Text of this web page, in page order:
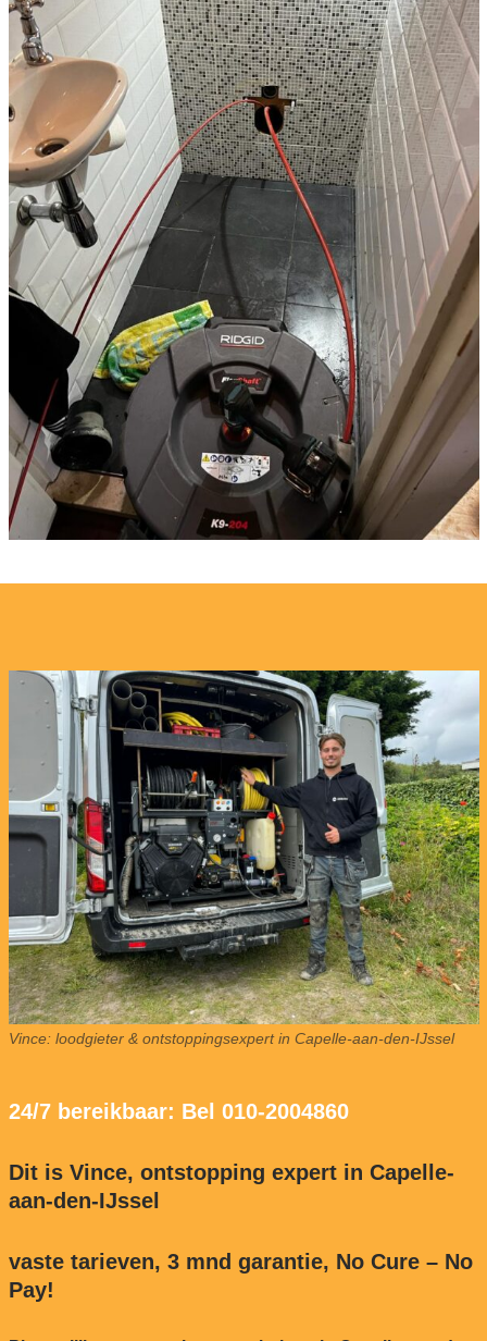
Vince: loodgieter & ontstoppingsexpert in Capelle-aan-den-IJssel
24/7 bereikbaar: Bel 010-2004860
Dit is Vince, ontstopping expert in Capelle-
aan-den-IJssel
vaste tarieven, 3 mnd garantie, No Cure – No
Pay!